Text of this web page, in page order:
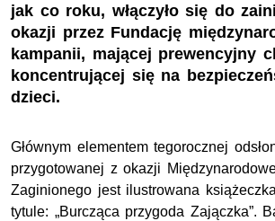
jak co roku, włączyło się do
okazji przez Fundację
kampanii, mającej prewencyjny
koncentrującej się na
dzieci.
Głównym elementem tegorocznej
przygotowanej z okazji
Zaginionego jest ilustrowana
tytule: „Burcząca przygoda Zajączka”.